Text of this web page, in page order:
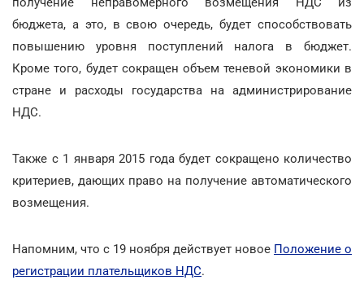
бюджета, а это, в свою очередь, будет способствовать
повышению уровня поступлений налога в бюджет.
Кроме того, будет сокращен объем теневой экономики в
стране и расходы государства на администрирование
НДС.
Также с 1 января 2015 года будет сокращено количество
критериев, дающих право на получение автоматического
возмещения.
Напомним, что с 19 ноября действует новое Положение о
регистрации плательщиков НДС.